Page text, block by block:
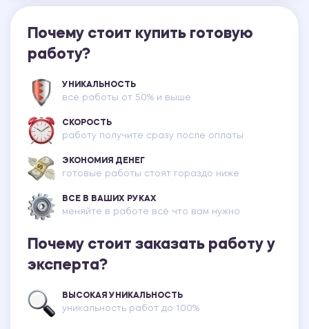
Почему стоит купить готовую
работу?
УНИКАЛЬНОСТЬ
все работы от 50% и выше
СКОРОСТЬ
работу получите сразу после оплаты
ЭКОНОМИЯ ДЕНЕГ
готовые работы стоят гораздо ниже
ВСЕ В ВАШИХ РУКАХ
меняйте в работе всё что вам нужно
Почему стоит заказать работу у
эксперта?
ВЫСОКАЯ УНИКАЛЬНОСТЬ
уникальность работ до 100%